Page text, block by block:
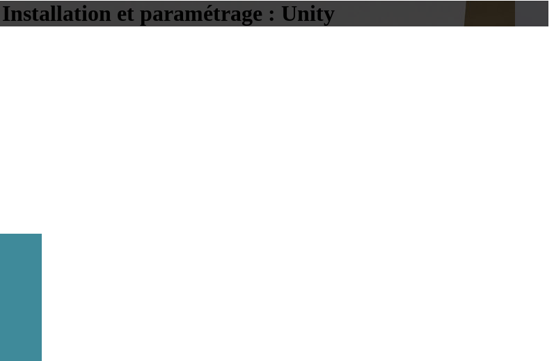
et paramétrage : Unity